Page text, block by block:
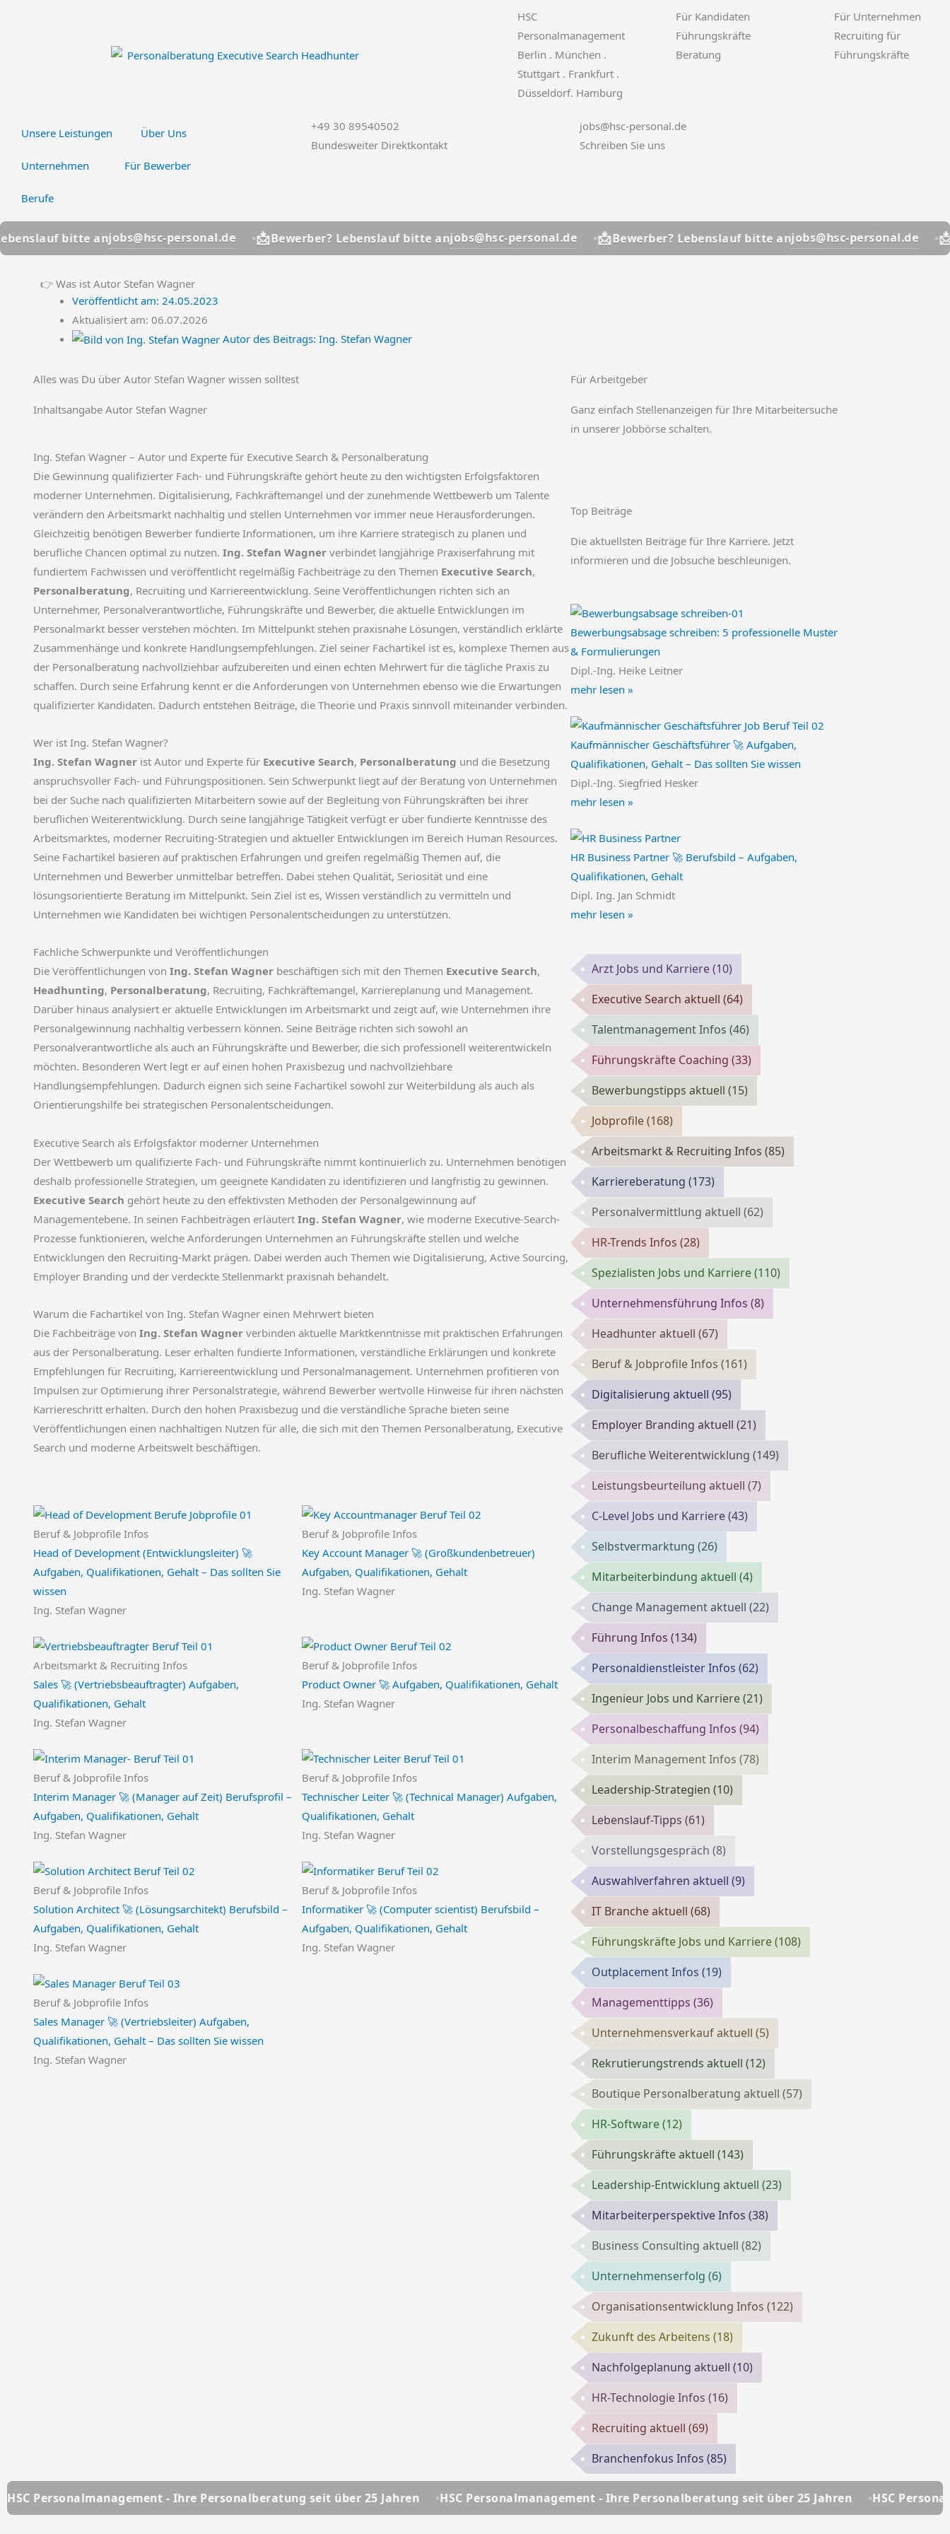
HSC
Personalmanagement
Berlin . München .
Stuttgart . Frankfurt .
Düsseldorf. Hamburg
Für Kandidaten
Führungskräfte
Beratung
Für Unternehmen
Recruiting für
Führungskräfte
Unsere Leistungen Über Uns
Unternehmen Für Bewerber
Berufe
+49 30 89540502
Bundesweiter Direktkontakt
jobs@hsc-personal.de
Schreiben Sie uns
bitte anjobs@hsc-personal.de 📩Bewerber? Lebenslauf bitte anjobs@hsc-personal.de 📩Bewerber? Lebenslauf bitte anjobs@hsc-personal.de 📩
👉 Was ist Autor Stefan Wagner
Veröffentlicht am: 24.05.2023
Aktualisiert am: 06.07.2026
Autor des Beitrags: Ing. Stefan Wagner
Alles was Du über Autor Stefan Wagner wissen solltest
Inhaltsangabe Autor Stefan Wagner
Ing. Stefan Wagner – Autor und Experte für Executive Search & Personalberatung
Die Gewinnung qualifizierter Fach- und Führungskräfte gehört heute zu den wichtigsten Erfolgsfaktoren
moderner Unternehmen. Digitalisierung, Fachkräftemangel und der zunehmende Wettbewerb um Talente
verändern den Arbeitsmarkt nachhaltig und stellen Unternehmen vor immer neue Herausforderungen.
Gleichzeitig benötigen Bewerber fundierte Informationen, um ihre Karriere strategisch zu planen und
berufliche Chancen optimal zu nutzen. Ing. Stefan Wagner verbindet langjährige Praxiserfahrung mit
fundiertem Fachwissen und veröffentlicht regelmäßig Fachbeiträge zu den Themen Executive Search,
Personalberatung, Recruiting und Karriereentwicklung. Seine Veröffentlichungen richten sich an
Unternehmer, Personalverantwortliche, Führungskräfte und Bewerber, die aktuelle Entwicklungen im
Personalmarkt besser verstehen möchten. Im Mittelpunkt stehen praxisnahe Lösungen, verständlich erklärte
Zusammenhänge und konkrete Handlungsempfehlungen. Ziel seiner Fachartikel ist es, komplexe Themen aus
der Personalberatung nachvollziehbar aufzubereiten und einen echten Mehrwert für die tägliche Praxis zu
schaffen. Durch seine Erfahrung kennt er die Anforderungen von Unternehmen ebenso wie die Erwartungen
qualifizierter Kandidaten. Dadurch entstehen Beiträge, die Theorie und Praxis sinnvoll miteinander verbinden.
Wer ist Ing. Stefan Wagner?
Ing. Stefan Wagner ist Autor und Experte für Executive Search, Personalberatung und die Besetzung
anspruchsvoller Fach- und Führungspositionen. Sein Schwerpunkt liegt auf der Beratung von Unternehmen
bei der Suche nach qualifizierten Mitarbeitern sowie auf der Begleitung von Führungskräften bei ihrer
beruflichen Weiterentwicklung. Durch seine langjährige Tätigkeit verfügt er über fundierte Kenntnisse des
Arbeitsmarktes, moderner Recruiting-Strategien und aktueller Entwicklungen im Bereich Human Resources.
Seine Fachartikel basieren auf praktischen Erfahrungen und greifen regelmäßig Themen auf, die
Unternehmen und Bewerber unmittelbar betreffen. Dabei stehen Qualität, Seriosität und eine
lösungsorientierte Beratung im Mittelpunkt. Sein Ziel ist es, Wissen verständlich zu vermitteln und
Unternehmen wie Kandidaten bei wichtigen Personalentscheidungen zu unterstützen.
Fachliche Schwerpunkte und Veröffentlichungen
Die Veröffentlichungen von Ing. Stefan Wagner beschäftigen sich mit den Themen Executive Search,
Headhunting, Personalberatung, Recruiting, Fachkräftemangel, Karriereplanung und Management.
Darüber hinaus analysiert er aktuelle Entwicklungen im Arbeitsmarkt und zeigt auf, wie Unternehmen ihre
Personalgewinnung nachhaltig verbessern können. Seine Beiträge richten sich sowohl an
Personalverantwortliche als auch an Führungskräfte und Bewerber, die sich professionell weiterentwickeln
möchten. Besonderen Wert legt er auf einen hohen Praxisbezug und nachvollziehbare
Handlungsempfehlungen. Dadurch eignen sich seine Fachartikel sowohl zur Weiterbildung als auch als
Orientierungshilfe bei strategischen Personalentscheidungen.
Executive Search als Erfolgsfaktor moderner Unternehmen
Der Wettbewerb um qualifizierte Fach- und Führungskräfte nimmt kontinuierlich zu. Unternehmen benötigen
deshalb professionelle Strategien, um geeignete Kandidaten zu identifizieren und langfristig zu gewinnen.
Executive Search gehört heute zu den effektivsten Methoden der Personalgewinnung auf
Managementebene. In seinen Fachbeiträgen erläutert Ing. Stefan Wagner, wie moderne Executive-Search-
Prozesse funktionieren, welche Anforderungen Unternehmen an Führungskräfte stellen und welche
Entwicklungen den Recruiting-Markt prägen. Dabei werden auch Themen wie Digitalisierung, Active Sourcing,
Employer Branding und der verdeckte Stellenmarkt praxisnah behandelt.
Warum die Fachartikel von Ing. Stefan Wagner einen Mehrwert bieten
Die Fachbeiträge von Ing. Stefan Wagner verbinden aktuelle Marktkenntnisse mit praktischen Erfahrungen
aus der Personalberatung. Leser erhalten fundierte Informationen, verständliche Erklärungen und konkrete
Empfehlungen für Recruiting, Karriereentwicklung und Personalmanagement. Unternehmen profitieren von
Impulsen zur Optimierung ihrer Personalstrategie, während Bewerber wertvolle Hinweise für ihren nächsten
Karriereschritt erhalten. Durch den hohen Praxisbezug und die verständliche Sprache bieten seine
Veröffentlichungen einen nachhaltigen Nutzen für alle, die sich mit den Themen Personalberatung, Executive
Search und moderne Arbeitswelt beschäftigen.
Beruf & Jobprofile Infos
Head of Development (Entwicklungsleiter) 🚀
Aufgaben, Qualifikationen, Gehalt – Das sollten Sie
wissen
Ing. Stefan Wagner
Beruf & Jobprofile Infos
Key Account Manager 🚀 (Großkundenbetreuer)
Aufgaben, Qualifikationen, Gehalt
Ing. Stefan Wagner
Arbeitsmarkt & Recruiting Infos
Sales 🚀 (Vertriebsbeauftragter) Aufgaben,
Qualifikationen, Gehalt
Ing. Stefan Wagner
Beruf & Jobprofile Infos
Product Owner 🚀 Aufgaben, Qualifikationen, Gehalt
Ing. Stefan Wagner
Beruf & Jobprofile Infos
Interim Manager 🚀 (Manager auf Zeit) Berufsprofil –
Aufgaben, Qualifikationen, Gehalt
Ing. Stefan Wagner
Beruf & Jobprofile Infos
Technischer Leiter 🚀 (Technical Manager) Aufgaben,
Qualifikationen, Gehalt
Ing. Stefan Wagner
Beruf & Jobprofile Infos
Solution Architect 🚀 (Lösungsarchitekt) Berufsbild –
Aufgaben, Qualifikationen, Gehalt
Ing. Stefan Wagner
Beruf & Jobprofile Infos
Informatiker 🚀 (Computer scientist) Berufsbild –
Aufgaben, Qualifikationen, Gehalt
Ing. Stefan Wagner
Beruf & Jobprofile Infos
Sales Manager 🚀 (Vertriebsleiter) Aufgaben,
Qualifikationen, Gehalt – Das sollten Sie wissen
Ing. Stefan Wagner
Für Arbeitgeber
Ganz einfach Stellenanzeigen für Ihre Mitarbeitersuche
in unserer Jobbörse schalten.
Top Beiträge
Die aktuellsten Beiträge für Ihre Karriere. Jetzt
informieren und die Jobsuche beschleunigen.
Bewerbungsabsage schreiben: 5 professionelle Muster
& Formulierungen
Dipl.-Ing. Heike Leitner
mehr lesen »
Kaufmännischer Geschäftsführer 🚀 Aufgaben,
Qualifikationen, Gehalt – Das sollten Sie wissen
Dipl.-Ing. Siegfried Hesker
mehr lesen »
HR Business Partner 🚀 Berufsbild – Aufgaben,
Qualifikationen, Gehalt
Dipl. Ing. Jan Schmidt
mehr lesen »
Arzt Jobs und Karriere(10)
Executive Search aktuell (64)
Talentmanagement Infos (46)
Führungskräfte Coaching (33)
Bewerbungstipps aktuell (15)
Jobprofile(168)
Arbeitsmarkt & Recruiting Infos (85)
Karriereberatung (173)
Personalvermittlung aktuell (62)
HR-Trends Infos (28)
Spezialisten Jobs und Karriere(110)
Unternehmensführung Infos (8)
Headhunter aktuell (67)
Beruf & Jobprofile Infos (161)
Digitalisierung aktuell (95)
Employer Branding aktuell (21)
Berufliche Weiterentwicklung (149)
Leistungsbeurteilung aktuell (7)
C-Level Jobs und Karriere(43)
Selbstvermarktung (26)
Mitarbeiterbindung aktuell (4)
Change Management aktuell (22)
Führung Infos (134)
Personaldienstleister Infos (62)
Ingenieur Jobs und Karriere(21)
Personalbeschaffung Infos (94)
Interim Management Infos (78)
Leadership-Strategien (10)
Lebenslauf-Tipps (61)
Vorstellungsgespräch (8)
Auswahlverfahren aktuell (9)
IT Branche aktuell (68)
Führungskräfte Jobs und Karriere(108)
Outplacement Infos (19)
Managementtipps (36)
Unternehmensverkauf aktuell (5)
Rekrutierungstrends aktuell (12)
Boutique Personalberatung aktuell (57)
HR-Software(12)
Führungskräfte aktuell (143)
Leadership-Entwicklung aktuell (23)
Mitarbeiterperspektive Infos (38)
Business Consulting aktuell (82)
Unternehmenserfolg (6)
Organisationsentwicklung Infos (122)
Zukunft des Arbeitens (18)
Nachfolgeplanung aktuell (10)
HR-Technologie Infos (16)
Recruiting aktuell (69)
Branchenfokus Infos (85)
- Ihre Personalberatung seit über 25 Jahren HSC Personalmanagement - Ihre Personalberatung seit über 25 Jahren HSC Personalmanagement -